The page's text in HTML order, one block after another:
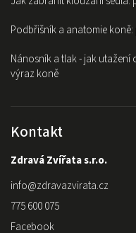
Podbřišník a anatomie
Nánosník a tlak - jak
výraz koně
Kontakt
Zdravá Zvířata s.r.o.
info@zdravazvirata.cz
775 600 075
Facebook